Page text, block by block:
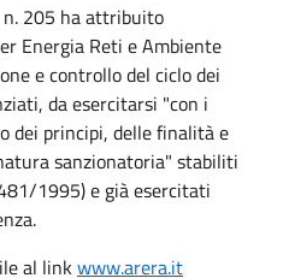
n. 205 ha attribuito
Energia Reti e Ambiente
e controllo del ciclo dei
da esercitarsi "con i
dei principi, delle finalità e
sanzionatoria" stabiliti
1995) e già esercitati
al linkwww.arera.it